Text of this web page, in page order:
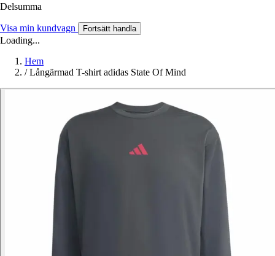
Delsumma
Visa min kundvagn Fortsätt handla
Loading...
Hem
/ Långärmad T-shirt adidas State Of Mind